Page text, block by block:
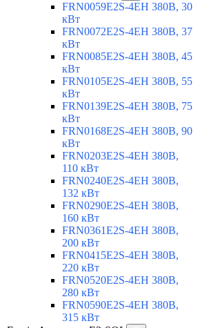
FRN0059E2S-4EH 380В, 30
кВт
FRN0072E2S-4EH 380В, 37
кВт
FRN0085E2S-4EH 380В, 45
кВт
FRN0105E2S-4EH 380В, 55
кВт
FRN0139E2S-4EH 380В, 75
кВт
FRN0168E2S-4EH 380В, 90
кВт
FRN0203E2S-4EH 380В,
110 кВт
FRN0240E2S-4EH 380В,
132 кВт
FRN0290E2S-4EH 380В,
160 кВт
FRN0361E2S-4EH 380В,
200 кВт
FRN0415E2S-4EH 380В,
220 кВт
FRN0520E2S-4EH 380В,
280 кВт
FRN0590E2S-4EH 380В,
315 кВт